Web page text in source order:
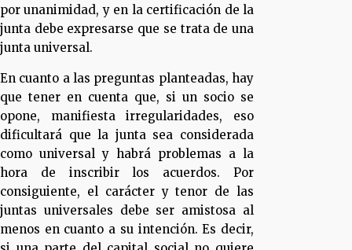
por unanimidad, y en la certificación de la
junta debe expresarse que se trata de una
junta universal.
En cuanto a las preguntas planteadas, hay
que tener en cuenta que, si un socio se
opone, manifiesta irregularidades, eso
dificultará que la junta sea considerada
como universal y habrá problemas a la
hora de inscribir los acuerdos. Por
consiguiente, el carácter y tenor de las
juntas universales debe ser amistosa al
menos en cuanto a su intención. Es decir,